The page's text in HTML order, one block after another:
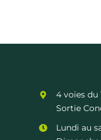
4 voies du
Sortie
Lundi au